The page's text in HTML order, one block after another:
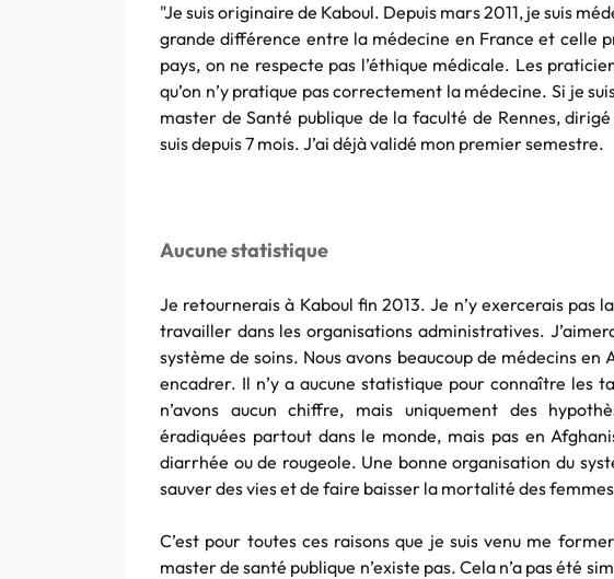
"Je suis originaire de Kaboul. Depuis mars 2011, je suis
grande différence entre la médecine en France et celle
pays, on ne respecte pas l’éthique médicale. Les
qu’on n’y pratique pas correctement la médecine. Si je
master de Santé publique de la faculté de Rennes,
suis depuis 7 mois. J’ai déjà validé mon premier semestre.
Aucune statistique
Je retournerais à Kaboul fin 2013. Je n’y exercerais pas
travailler dans les organisations administratives.
système de soins. Nous avons beaucoup de médecins
encadrer. Il n’y a aucune statistique pour connaître les
n’avons aucun chiffre, mais uniquement des
éradiquées partout dans le monde, mais pas en
diarrhée ou de rougeole. Une bonne organisation du
sauver des vies et de faire baisser la mortalité des
C’est pour toutes ces raisons que je suis venu me
master de santé publique n’existe pas. Cela n’a pas été